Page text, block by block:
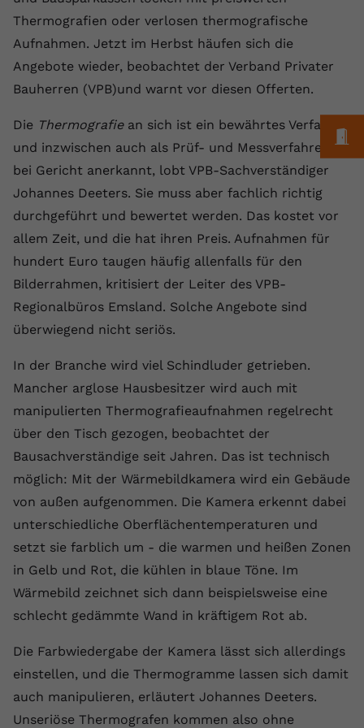
Thermografien oder verlosen thermografische
Aufnahmen. Jetzt im Herbst häufen sich die
Angebote wieder, beobachtet der Verband Privater
Bauherren (VPB)und warnt vor diesen Offerten.
Die Thermografiean sich ist ein bewährtes Verfahren
und inzwischen auch als Prüf- und Messverfahren
bei Gericht anerkannt, lobt VPB-Sachverständiger
Johannes Deeters. Sie muss aber fachlich richtig
durchgeführt und bewertet werden. Das kostet vor
allem Zeit, und die hat ihren Preis. Aufnahmen für
hundert Euro taugen häufig allenfalls für den
Bilderrahmen, kritisiert der Leiter des VPB-
Regionalbüros Emsland. Solche Angebote sind
überwiegend nicht seriös.
In der Branche wird viel Schindluder getrieben.
Mancher arglose Hausbesitzer wird auch mit
manipulierten Thermografieaufnahmen regelrecht
über den Tisch gezogen, beobachtet der
Bausachverständige seit Jahren. Das ist technisch
möglich: Mit der Wärmebildkamera wird ein Gebäude
von außen aufgenommen. Die Kamera erkennt dabei
unterschiedliche Oberflächentemperaturen und
setzt sie farblich um - die warmen und heißen Zonen
in Gelb und Rot, die kühlen in blaue Töne. Im
Wärmebild zeichnet sich dann beispielsweise eine
schlecht gedämmte Wand in kräftigem Rot ab.
Die Farbwiedergabe der Kamera lässt sich allerdings
einstellen, und die Thermogramme lassen sich damit
auch manipulieren, erläutert Johannes Deeters.
Unseriöse Thermografen kommen also ohne
Laufzeit 1 Jahr
Zweck
Dieser Wert speichert Ihre Consent-
zufällig generierte ID, für die
historische Speicherung Ihrer
Webseiten-Betreiber dies eingestellt
hat.
Name fe_typo_user
Anbieter VPB.de
Laufzeit Session
Dieses Cookie wird verwendet, um die
Benutzereinstellungen zu ermöglichen.
wiederzuerkennen und statistische
Informationen zur Nutzung der
Website zu erfassen.
Name _gcl au
Anbieter Google Ads
Laufzeit 90 Tage
Conversion-Tracking verwendet, um
Werbeklicks der Nutzung auf unserer
Website zuzuordnen.
Cookie-Informationen anzeigen
Externe Inhalte
Wir verwenden auf unserer Website externe Inhalte,
um Ihnen zusätzliche Informationen anzubieten.
Name vuid
Anbieter vimeo.com
Laufzeit 2 Jahre
Zweck
Tracking-Informationen zu sammeln,
indem es eine eindeutige ID zum
Einbetten von Videos auf der Website
Anbieter youtube.com
Laufzeit 2 Jahre
Zweck
YouTube setzt dieses Cookie über
eingebettete YouTube-Videos und
Name yt-remote-device-id
Anbieter Youtube.com
Laufzeit Session
Zweck
YouTube setzt diesen Cookie, um die
speichern, der eingebettete YouTube-
Videos verwendet.
Cookie-Informationen anzeigen